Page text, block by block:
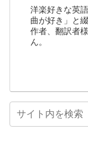
洋楽好きな英
曲が好き」と
作者、翻訳者
ん。